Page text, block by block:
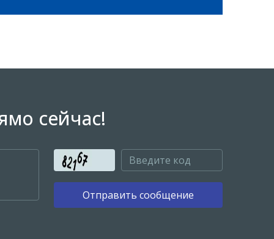
сейчас!
Отправить сообщение